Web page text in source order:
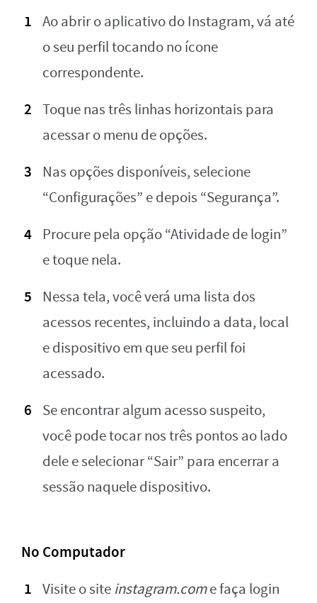
Ao abrir o aplicativo do Instagram, vá até
o seu perfil tocando no ícone
correspondente.
Toque nas três linhas horizontais para
acessar o menu de opções.
Nas opções disponíveis, selecione
“Configurações” e depois “Segurança”.
Procure pela opção “Atividade de login”
e toque nela.
Nessa tela, você verá uma lista dos
acessos recentes, incluindo a data, local
e dispositivo em que seu perfil foi
acessado.
Se encontrar algum acesso suspeito,
você pode tocar nos três pontos ao lado
dele e selecionar “Sair” para encerrar a
sessão naquele dispositivo.
No Computador
Visite o siteinstagram.come faça login